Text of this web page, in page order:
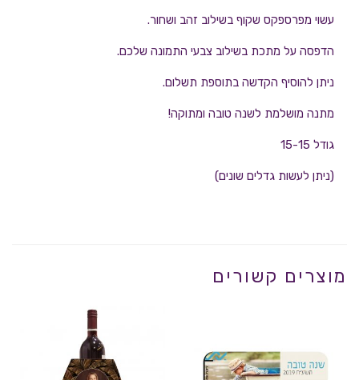
עשוי מפרספקס שקוף בשילוב זהב ושחור.
הדפסה על מתכת בשילוב צבעי התמונה שלכם.
ניתן להוסיף הקדשה בתוספת תשלום.
מתנה מושלמת לשנה טובה ומתוקה!
גודל 15-15
(ניתן לעשות גדלים שונים)
מוצרים קשורים